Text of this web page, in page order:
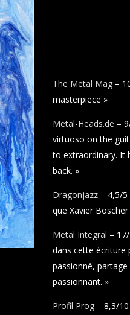
The Metal Mag –
masterpiece »
Metal-Heads.de –
virtuoso on the
to extraordinary. It
back. »
Dragonjazz – 4,5/
que Xavier
Metal Integral –
dans cette écriture
passionné,
passionnant. »
Profil Prog – 8,3/